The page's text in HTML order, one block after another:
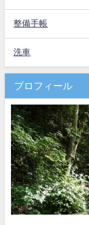
整備手帳
洗車
プロフィール